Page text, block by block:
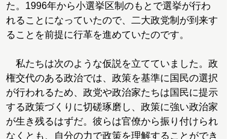
た。1996年から小選挙区制のもとで選挙が行わ
れることになっていたので、二大政党制が到来す
ることを前提に行革を進めていたのです。
私たちは次のような仮説を立てていました。政
権交代のある政治では、政策を基準に国民の選択
が行われるため、政党や政治家たちは国民に提示
する政策づくりに切磋琢磨し、政策に強い政治家
が生き残るはずだ。彼らは官僚から振り付けられ
なくとも、自分の力で政策を理解することができ